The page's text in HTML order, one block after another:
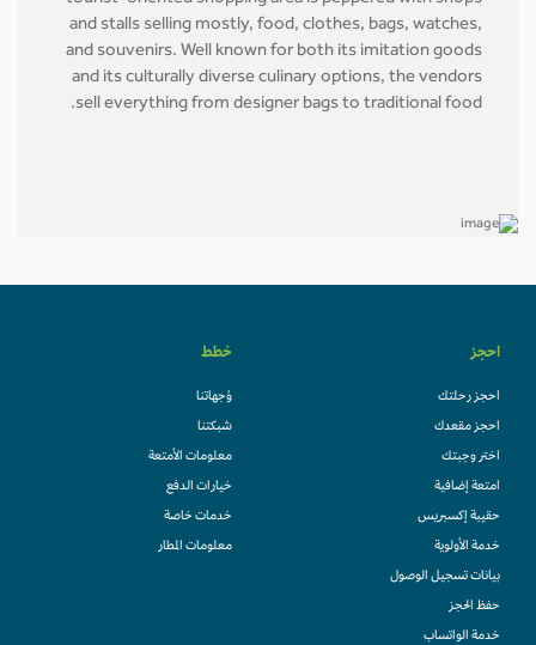
and stalls selling mostly, food, clothes, bags, watches,
and souvenirs. Well known for both its imitation goods
and its culturally diverse culinary options, the vendors
sell everything from designer bags to traditional food.
احجز
احجز رحلتك
احجز مقعدك
اختر وجبتك
امتعة إضافية
حقيبة إكسبريس
خدمة الأولوية
بيانات تسجيل الوصول
حفظ الحجز
خدمة الواتساب
خطط
وُجهاتنا
شبكتنا
معلومات الأمتعة
خيارات الدفع
خدمات خاصة
معلومات المطار